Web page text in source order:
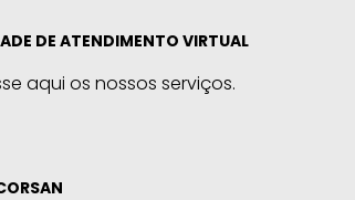
DE ATENDIMENTO VIRTUAL
aqui os nossos serviços.